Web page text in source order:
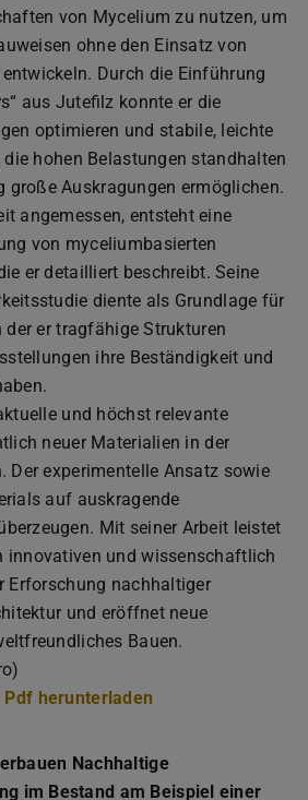
von Mycelium zu nutzen, um
ohne den Einsatz von
Durch die Einführung
aus Jutefilz konnte er die
optimieren und stabile, leichte
hohen Belastungen standhalten
große Auskragungen ermöglichen.
angemessen, entsteht eine
von myceliumbasierten
er detailliert beschreibt. Seine
diente als Grundlage für
der er tragfähige Strukturen
ihre Beständigkeit und
und höchst relevante
neuer Materialien in der
Der experimentelle Ansatz sowie
auf auskragende
Mit seiner Arbeit leistet
innovativen und wissenschaftlich
Erforschung nachhaltiger
und eröffnet neue
Bauen.
herunterladen
Nachhaltige
im Bestand am Beispiel einer